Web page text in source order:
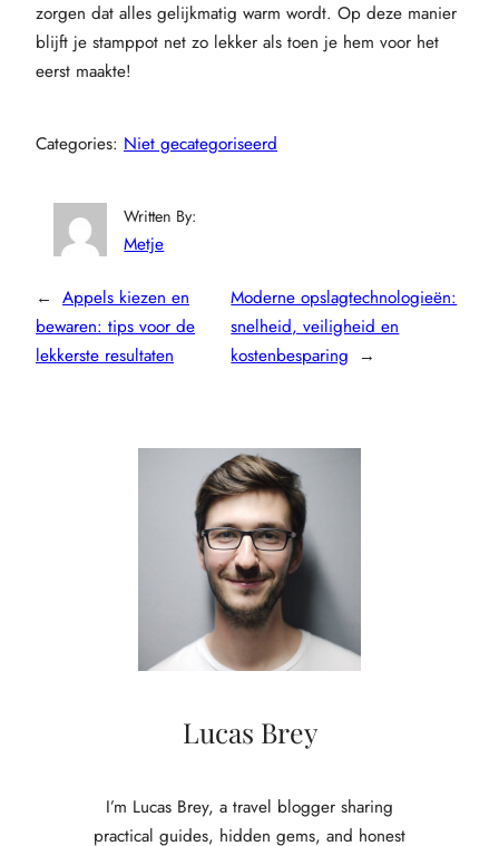
zorgen dat alles gelijkmatig warm wordt. Op deze manier
blijft je stamppot net zo lekker als toen je hem voor het
eerst maakte!
Categories: Niet gecategoriseerd
Written By:
Metje
← Appels kiezen en
bewaren: tips voor de
lekkerste resultaten
Moderne opslagtechnologieën:
snelheid, veiligheid en
kostenbesparing →
Lucas Brey
I’m Lucas Brey, a travel blogger sharing
practical guides, hidden gems, and honest